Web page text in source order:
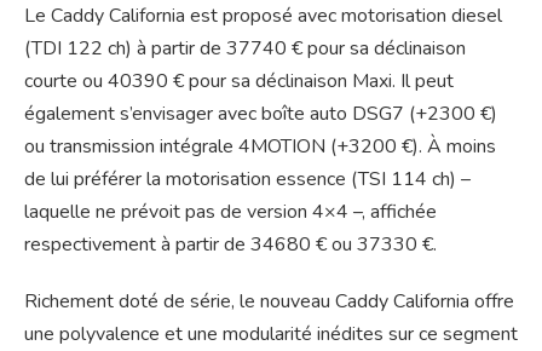
Le Caddy California est proposé avec motorisation diesel
(TDI 122 ch) à partir de 37740 € pour sa déclinaison
courte ou 40390 € pour sa déclinaison Maxi. Il peut
également s’envisager avec boîte auto DSG7 (+2300 €)
ou transmission intégrale 4MOTION (+3200 €). À moins
de lui préférer la motorisation essence (TSI 114 ch) –
laquelle ne prévoit pas de version 4×4 –, affichée
respectivement à partir de 34680 € ou 37330 €.
Richement doté de série, le nouveau Caddy California offre
une polyvalence et une modularité inédites sur ce segment